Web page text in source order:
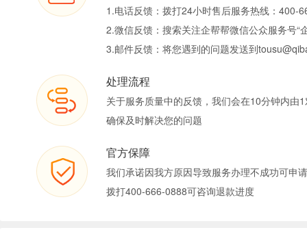
1.电话反馈：拨打24小时售后服务热线：400-
2.微信反馈：搜索关注企帮帮微信公众服务号“
3.邮件反馈：将您遇到的问题发送到
处理流程
关于服务质量中的反馈，我们会在10分钟内由
确保及时解决您的问题
官方保障
我们承诺因我方原因导致服务办理不成功可申
拨打400-666-0888可咨询退款进度